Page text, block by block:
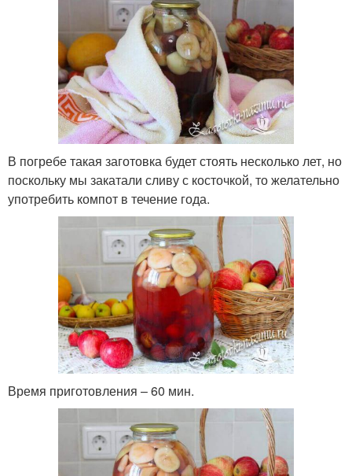
В погребе такая заготовка будет стоять несколько лет, но
поскольку мы закатали сливу с косточкой, то желательно
употребить компот в течение года.
Время приготовления – 60 мин.